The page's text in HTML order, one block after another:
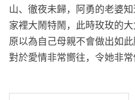
山、徹夜未歸，阿勇的老婆
家裡大鬧特鬧，此時玫玫的
原以為自己母親不會做出如
對於愛情非常嚮往，令她非常